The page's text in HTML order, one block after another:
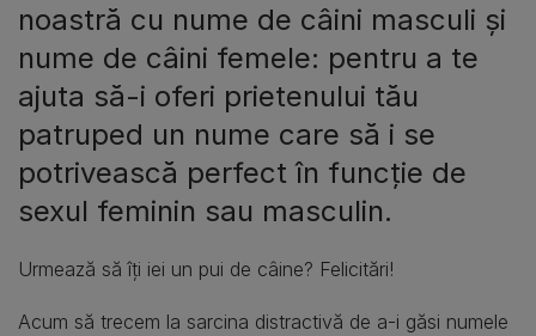
noastră cu nume de câini masculi şi
nume de câini femele: pentru a te
ajuta să-i oferi prietenului tău
patruped un nume care să i se
potrivească perfect în funcție de
sexul feminin sau masculin.
Urmează să îți iei un pui de câine? Felicitări!
Acum să trecem la sarcina distractivă de a-i găsi numele